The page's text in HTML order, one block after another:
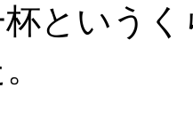
杯という